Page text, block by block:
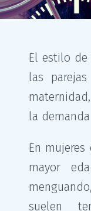
El estilo de
las
la
En
mayor
suelen